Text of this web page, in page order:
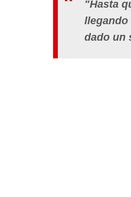
"Hasta
llegando
dado un